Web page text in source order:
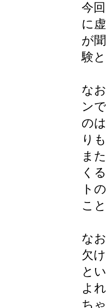
今
に
が
験
な
ン
の
り
ま
く
ト
こ
な
欠
と
よ
ち